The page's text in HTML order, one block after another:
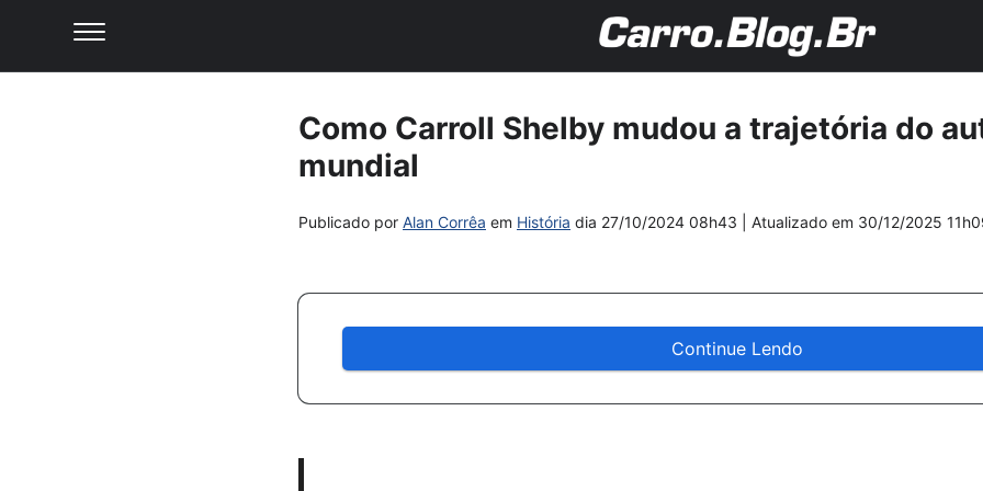
Como Carroll Shelby mudou a trajetória do
mundial
Publicado por Alan Corrêa em História dia 27/10/2024 08h43 | Atualizado em 30/12/2025
Continue Lendo